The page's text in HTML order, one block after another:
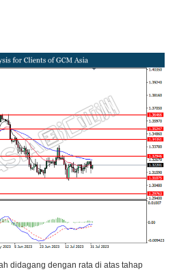
didagang dengan rata di atas tahap